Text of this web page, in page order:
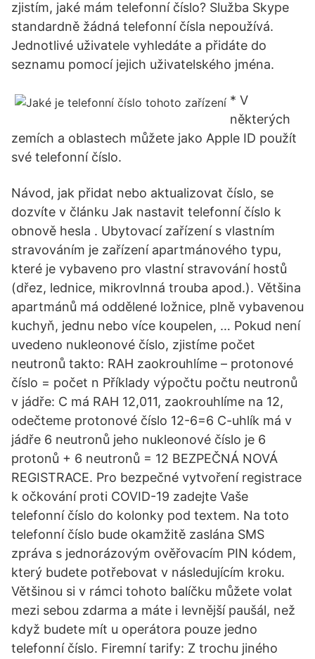
zjistím, jaké mám telefonní číslo? Služba Skype
standardně žádná telefonní čísla nepoužívá.
Jednotlivé uživatele vyhledáte a přidáte do
seznamu pomocí jejich uživatelského jména.
* V
některých
zemích a oblastech můžete jako Apple ID použít
své telefonní číslo.
Návod, jak přidat nebo aktualizovat číslo, se
dozvíte v článku Jak nastavit telefonní číslo k
obnově hesla . Ubytovací zařízení s vlastním
stravováním je zařízení apartmánového typu,
které je vybaveno pro vlastní stravování hostů
(dřez, lednice, mikrovlnná trouba apod.). Většina
apartmánů má oddělené ložnice, plně vybavenou
kuchyň, jednu nebo více koupelen, … Pokud není
uvedeno nukleonové číslo, zjistíme počet
neutronů takto: RAH zaokrouhlíme – protonové
číslo = počet n Příklady výpočtu počtu neutronů
v jádře: C má RAH 12,011, zaokrouhlíme na 12,
odečteme protonové číslo 12-6=6 C-uhlík má v
jádře 6 neutronů jeho nukleonové číslo je 6
protonů + 6 neutronů = 12 BEZPEČNÁ NOVÁ
REGISTRACE. Pro bezpečné vytvoření registrace
k očkování proti COVID-19 zadejte Vaše
telefonní číslo do kolonky pod textem. Na toto
telefonní číslo bude okamžitě zaslána SMS
zpráva s jednorázovým ověřovacím PIN kódem,
který budete potřebovat v následujícím kroku.
Většinou si v rámci tohoto balíčku můžete volat
mezi sebou zdarma a máte i levnější paušál, než
když budete mít u operátora pouze jedno
telefonní číslo. Firemní tarify: Z trochu jiného